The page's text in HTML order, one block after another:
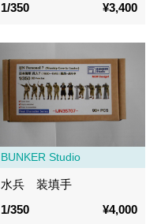
1/350
¥3,400
BUNKER Studio
水兵 装填手
1/350
¥4,000